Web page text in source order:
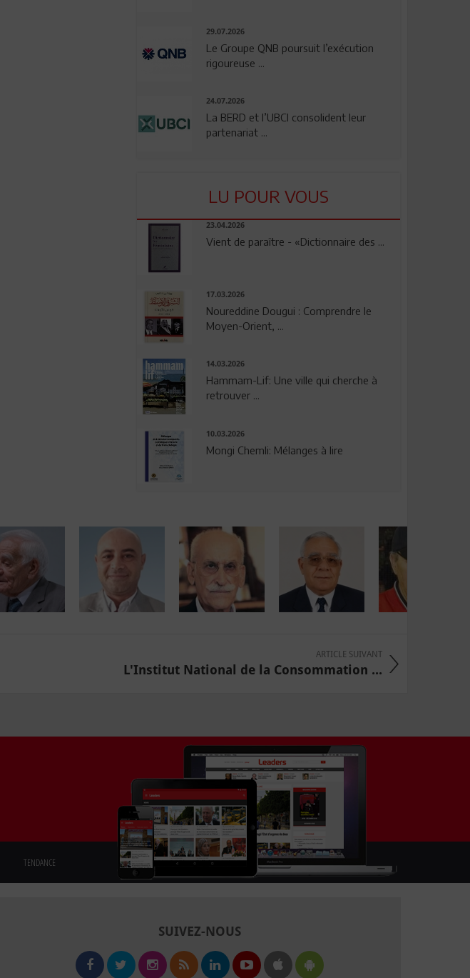
29.07.2026
Le Groupe QNB poursuit l’exécution
rigoureuse ...
24.07.2026
La BERD et l’UBCI consolident leur
partenariat ...
LU POUR VOUS
23.04.2026
Vient de paraître - «Dictionnaire des ...
17.03.2026
Noureddine Dougui : Comprendre le
Moyen-Orient, ...
14.03.2026
Hammam-Lif: Une ville qui cherche à
retrouver ...
10.03.2026
Mongi Chemli: Mélanges à lire
ARTICLE SUIVANT
L'Institut National de la Consommation ...
TENDANCE
SUIVEZ-NOUS